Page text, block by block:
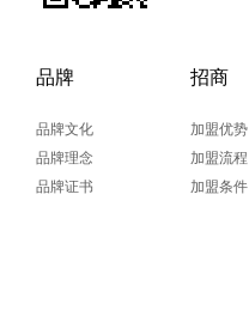
品牌
品牌文化
品牌理念
品牌证书
招商
加盟优势
加盟流程
加盟条件